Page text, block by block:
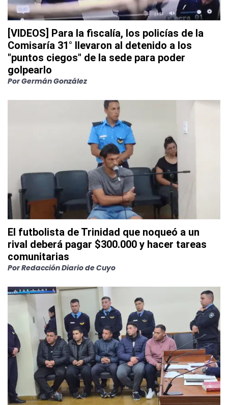
[VIDEOS] Para la fiscalía, los policías de la
Comisaría 31° llevaron al detenido a los
"puntos ciegos" de la sede para poder
golpearlo
PorGermán González
El futbolista de Trinidad que noqueó a un
rival deberá pagar $300.000 y hacer tareas
comunitarias
PorRedacción Diario de Cuyo